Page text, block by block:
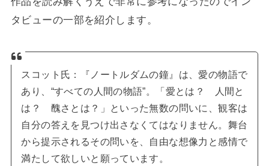
タビューの一部を紹介します。
スコット氏：『ノートルダムの鐘』は、愛の物語で
あり、“すべての人間の物語”。「愛とは？ 人間と
は？ 醜さとは？」といった無数の問いに、観客は
自分の答えを見つけ出さなくてはなりません。舞台
から提示されるその問いを、自由な想像力と感情で
満たして欲しいと願っています。